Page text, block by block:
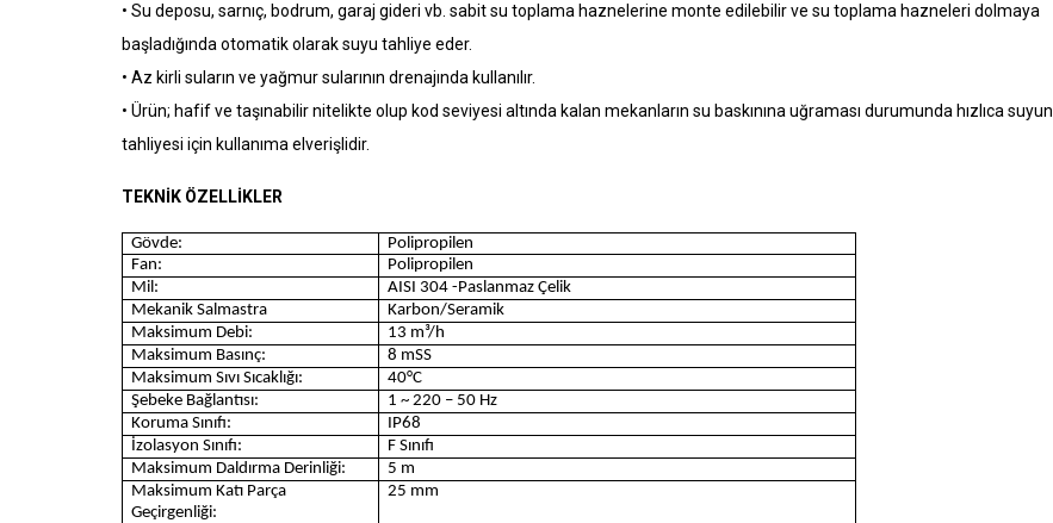
• Su deposu, sarnıç, bodrum, garaj gideri vb. sabit su toplama haznelerine monte edilebilir ve su toplama hazneleri dolmaya
başladığında otomatik olarak suyu tahliye eder.
• Az kirli suların ve yağmur sularının drenajında kullanılır.
• Ürün; hafif ve taşınabilir nitelikte olup kod seviyesi altında kalan mekanların su baskınına uğraması durumunda hızlıca suyun
tahliyesi için kullanıma elverişlidir.
TEKNİK ÖZELLİKLER
Gövde:
Polipropilen
Fan:
Polipropilen
Mil:
AISI 304 -Paslanmaz Çelik
Mekanik Salmastra
Karbon/Seramik
Maksimum Debi:
13 m³/h
Maksimum Basınç:
8 mSS
Maksimum Sıvı Sıcaklığı:
40°C
Şebeke Bağlantısı:
1 ~ 220 – 50 Hz
Koruma Sınıfı:
IP68
İzolasyon Sınıfı:
F Sınıfı
Maksimum Daldırma Derinliği:
5 m
Maksimum Katı Parça
Geçirgenliği:
25 mm